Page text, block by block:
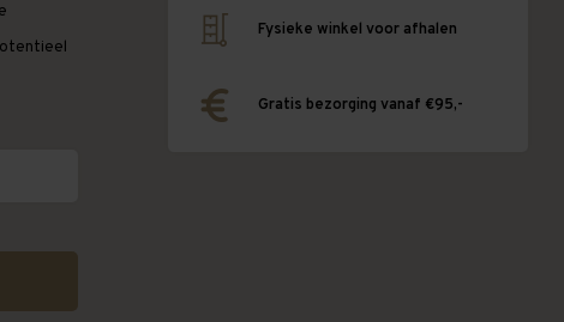
Fysieke winkel voor afhalen
Gratis bezorging vanaf €95,-